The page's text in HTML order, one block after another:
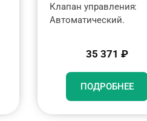
Клапан управления:
Автоматический.
35 371 ₽
ПОДРОБНЕЕ